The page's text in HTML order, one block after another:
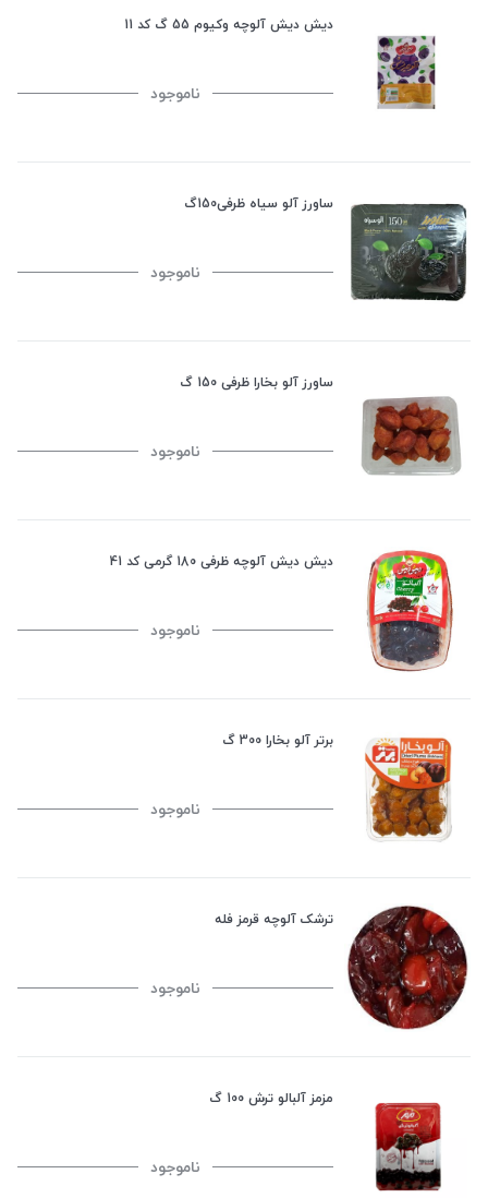
دیش دیش آلوچه وکیوم 55 گ کد 11
ناموجود
ساورز آلو سیاه ظرفی150گ
ناموجود
ساورز آلو بخارا ظرفی 150 گ
ناموجود
دیش دیش آلوچه ظرفی 180 گرمی کد 41
ناموجود
برتر آلو بخارا 300 گ
ناموجود
ترشک آلوچه قرمز فله
ناموجود
مزمز آلبالو ترش 100 گ
ناموجود